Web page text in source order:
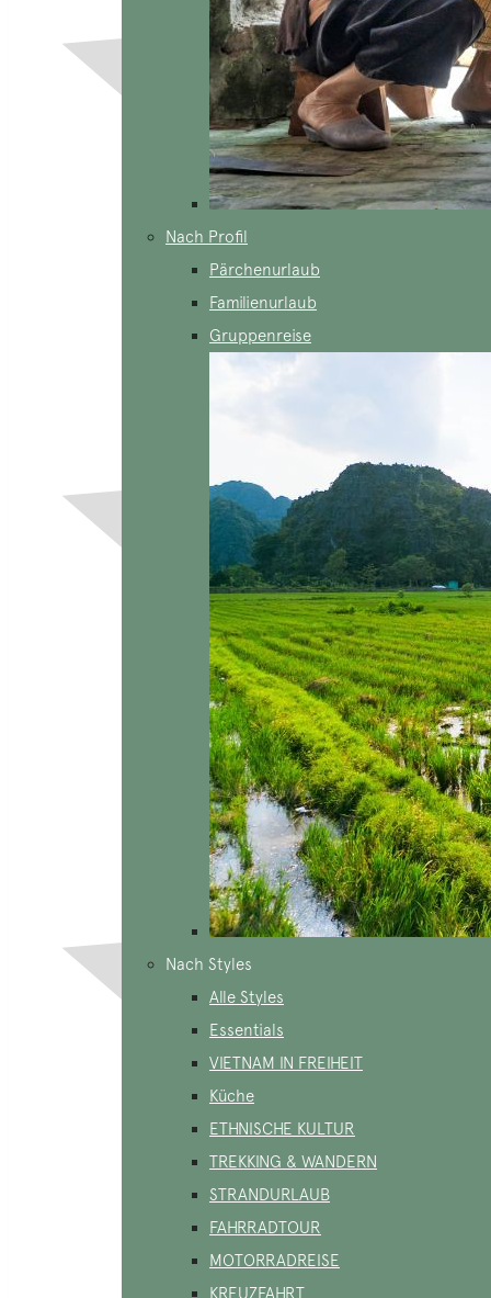
Nach Profil
Pärchenurlaub
Familienurlaub
Gruppenreise
Nach Styles
Alle Styles
Essentials
VIETNAM IN FREIHEIT
Küche
ETHNISCHE KULTUR
TREKKING & WANDERN
STRANDURLAUB
FAHRRADTOUR
MOTORRADREISE
KREUZFAHRT